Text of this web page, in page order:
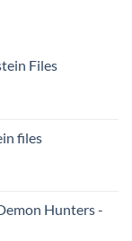
Files
files
Hunters -